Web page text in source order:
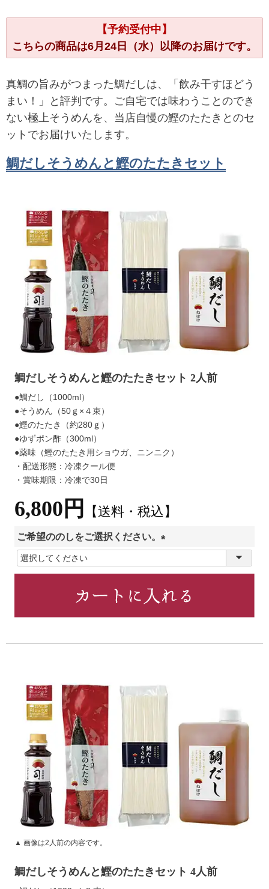
【予約受付中】
こちらの商品は6月24日（水）以降のお届けです。
真鯛の旨みがつまった鯛だしは、「飲み干すほどう
まい！」と評判です。ご自宅では味わうことのでき
ない極上そうめんを、当店自慢の鰹のたたきとのセ
ットでお届けいたします。
鯛だしそうめんと鰹のたたきセット
鯛だしそうめんと鰹のたたきセット 2人前
●鯛だし（1000ml）
●そうめん（50ｇ×４束）
●鰹のたたき（約280ｇ）
●ゆずポン酢（300ml）
●薬味（鰹のたたき用ショウガ、ニンニク）
・配送形態：冷凍クール便
・賞味期限：冷凍で30日
6,800円 【送料・税込】
ご希望ののしをご選択ください。
)
▲ 画像は2人前の内容です。
鯛だしそうめんと鰹のたたきセット 4人前